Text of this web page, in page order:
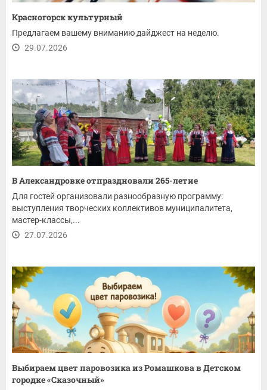
Красногорск культурный
Предлагаем вашему вниманию дайджест на неделю.
29.07.2026
В Александровке отпраздновали 265-летие
Для гостей организовали разнообразную программу:
выступления творческих коллективов муниципалитета,
мастер-классы,...
27.07.2026
Выбираем цвет паровозика из Ромашкова в Детском
городке «Сказочный»